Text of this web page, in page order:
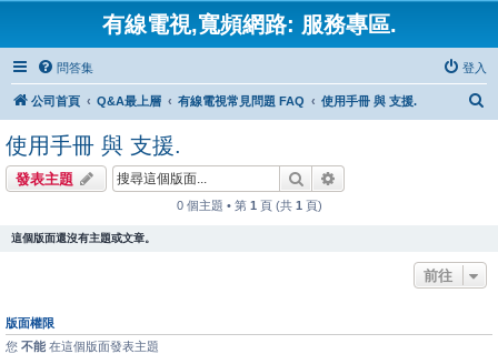
有線電視,寬頻網路: 服務專區.
問答集 登入
公司首頁 Q&A最上層 有線電視常見問題 FAQ 使用手冊 與 支援.
使用手冊 與 支援.
發表主題 搜尋
0 個主題 • 第 1 頁 (共 1 頁)
這個版面還沒有主題或文章。
前往
版面權限
您 不能 在這個版面發表主題